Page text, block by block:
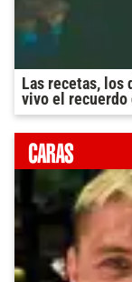
Las recetas, los
vivo el recuerdo